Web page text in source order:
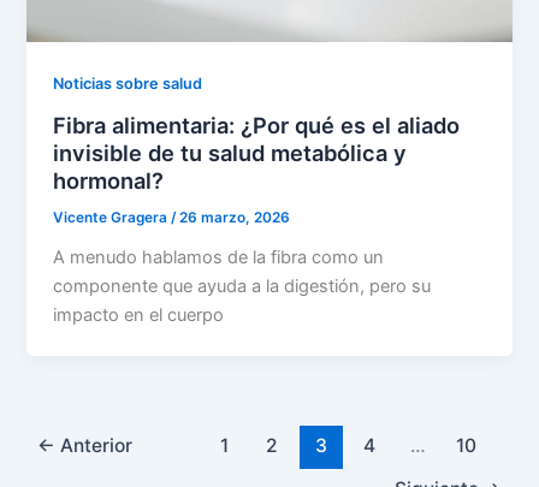
Noticias sobre salud
Fibra alimentaria: ¿Por qué es el aliado
invisible de tu salud metabólica y
hormonal?
Vicente Gragera/26 marzo, 2026
A menudo hablamos de la fibra como un
componente que ayuda a la digestión, pero su
impacto en el cuerpo
← Anterior 1 2 3 4 …
10